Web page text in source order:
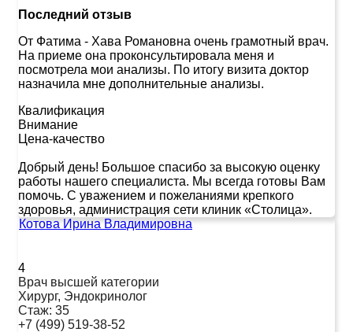
Последний отзыв
От Фатима - Хава Романовна очень грамотный врач.
На приеме она проконсультировала меня и
посмотрела мои анализы. По итогу визита доктор
назначила мне дополнительные анализы.
Квалификация
Внимание
Цена-качество
Добрый день! Большое спасибо за высокую оценку
работы нашего специалиста. Мы всегда готовы Вам
помочь. С уважением и пожеланиями крепкого
здоровья, администрация сети клиник «Столица».
Котова Ирина Владимировна
4
Врач высшей категории
Хирург, Эндокринолог
Стаж: 35
+7 (499) 519-38-52